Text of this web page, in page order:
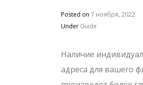
Posted on7 ноября, 2022
Under Guide
Наличие
адреса для вашего